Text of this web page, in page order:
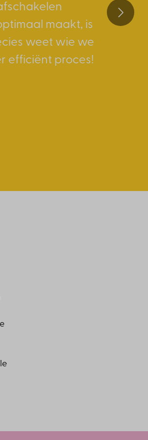
in eerste
een ‘perfect
ons nu veel
de meest
maakt, is
weet wie we
efficiënt proces!